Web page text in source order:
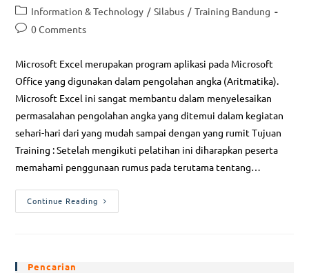
Information & Technology / Silabus / Training Bandung
0 Comments
Microsoft Excel merupakan program aplikasi pada Microsoft
Office yang digunakan dalam pengolahan angka (Aritmatika).
Microsoft Excel ini sangat membantu dalam menyelesaikan
permasalahan pengolahan angka yang ditemui dalam kegiatan
sehari-hari dari yang mudah sampai dengan yang rumit Tujuan
Training : Setelah mengikuti pelatihan ini diharapkan peserta
memahami penggunaan rumus pada terutama tentang…
Continue Reading
Pencarian